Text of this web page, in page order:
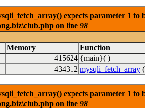
expects parameter 1 to
on line 98
Memory
Function
415624 {main}( )
434312 mysqli_fetch_array
expects parameter 1 to
on line 98